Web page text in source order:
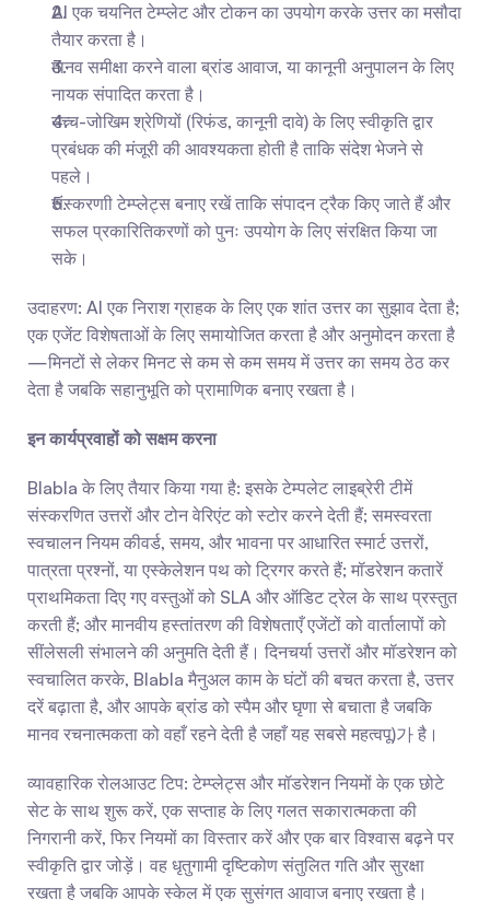
AI एक चयनित टेम्प्लेट और टोकन का उपयोग करके उत्तर का मसौदा
तैयार करता है।
मानव समीक्षा करने वाला ब्रांड आवाज, या कानूनी अनुपालन के लिए
नायक संपादित करता है।
उच्च-जोखिम श्रेणियों (रिफंड, कानूनी दावे) के लिए स्वीकृति द्वार
प्रबंधक की मंजूरी की आवश्यकता होती है ताकि संदेश भेजने से
पहले।
संस्करणाी टेम्प्लेट्स बनाए रखें ताकि संपादन ट्रैक किए जाते हैं और
सफल प्रकारितिकरणों को पुनः उपयोग के लिए संरक्षित किया जा
सके।
उदाहरण: AI एक निराश ग्राहक के लिए एक शांत उत्तर का सुझाव देता है;
एक एजेंट विशेषताओं के लिए समायोजित करता है और अनुमोदन करता है
—मिनटों से लेकर मिनट से कम से कम समय में उत्तर का समय ठेठ कर
देता है जबकि सहानुभूति को प्रामाणिक बनाए रखता है।
इन कार्यप्रवाहों को सक्षम करना
Blabla के लिए तैयार किया गया है: इसके टेम्पलेट लाइब्रेरी टीमें
संस्करणित उत्तरों और टोन वेरिएंट को स्टोर करने देती हैं; समस्वरता
स्वचालन नियम कीवर्ड, समय, और भावना पर आधारित स्मार्ट उत्तरों,
पात्रता प्रश्नों, या एस्केलेशन पथ को ट्रिगर करते हैं; मॉडरेशन कतारें
प्राथमिकता दिए गए वस्तुओं को SLA और ऑडिट ट्रेल के साथ प्रस्तुत
करती हैं; और मानवीय हस्तांतरण की विशेषताएँ एजेंटों को वार्तालापों को
सींलेसली संभालने की अनुमति देती हैं। दिनचर्या उत्तरों और मॉडरेशन को
स्वचालित करके, Blabla मैनुअल काम के घंटों की बचत करता है, उत्तर
दरें बढ़ाता है, और आपके ब्रांड को स्पैम और घृणा से बचाता है जबकि
मानव रचनात्मकता को वहाँ रहने देती है जहाँ यह सबसे महत्वपू)가 है।
व्यावहारिक रोलआउट टिप: टेम्प्लेट्स और मॉडरेशन नियमों के एक छोटे
सेट के साथ शुरू करें, एक सप्ताह के लिए गलत सकारात्मकता की
निगरानी करें, फिर नियमों का विस्तार करें और एक बार विश्वास बढ़ने पर
स्वीकृति द्वार जोड़ें। वह धृतुगामी दृष्टिकोण संतुलित गति और सुरक्षा
रखता है जबकि आपके स्केल में एक सुसंगत आवाज बनाए रखता है।